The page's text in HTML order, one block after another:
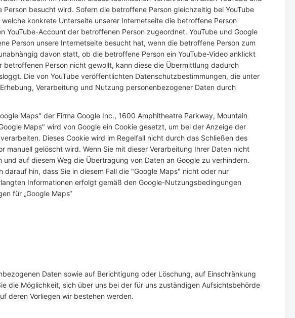
besucht wird. Sofern die betroffene Person gleichzeitig bei YouTube
konkrete Unterseite unserer Internetseite die betroffene Person
Account der betroffenen Person zugeordnet. YouTube und Google
Person unsere Internetseite besucht hat, wenn die betroffene Person zum
davon statt, ob die betroffene Person ein YouTube-Video anklickt
Person nicht gewollt, kann diese die Übermittlung dadurch
Die von YouTube veröffentlichten Datenschutzbestimmungen, die unter
Verarbeitung und Nutzung personenbezogener Daten durch
Maps" der Firma Google Inc., 1600 Amphitheatre Parkway, Mountain
Maps" wird von Google ein Cookie gesetzt, um bei der Anzeige der
Dieses Cookie wird im Regelfall nicht durch das Schließen des
gelöscht wird. Wenn Sie mit dieser Verarbeitung Ihrer Daten nicht
auf diesem Weg die Übertragung von Daten an Google zu verhindern.
hin, dass Sie in diesem Fall die "Google Maps" nicht oder nur
Informationen erfolgt gemäß den Google-Nutzungsbedingungen
für „Google Maps“
Daten sowie auf Berichtigung oder Löschung, auf Einschränkung
die Möglichkeit, sich über uns bei der für uns zuständigen Aufsichtsbehörde
deren Vorliegen wir bestehen werden.